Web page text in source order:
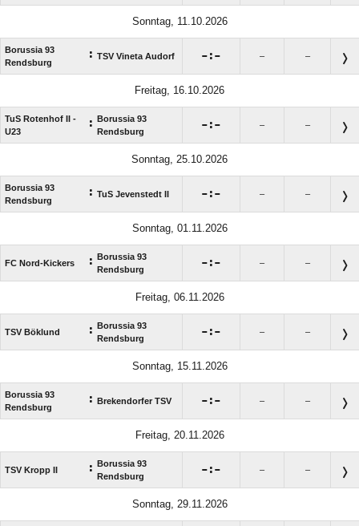
Sonntag, 11.10.2026
Borussia 93
Rendsburg
: TSV Vineta Audorf : – –
Freitag, 16.10.2026
TuS Rotenhof II -
U23
:
Borussia 93
Rendsburg
: – –
Sonntag, 25.10.2026
Borussia 93
Rendsburg
: TuS Jevenstedt II : – –
Sonntag, 01.11.2026
FC Nord-Kickers :
Borussia 93
Rendsburg
: – –
Freitag, 06.11.2026
TSV Böklund :
Borussia 93
Rendsburg
: – –
Sonntag, 15.11.2026
Borussia 93
Rendsburg
: Brekendorfer TSV : – –
Freitag, 20.11.2026
TSV Kropp II :
Borussia 93
Rendsburg
: – –
Sonntag, 29.11.2026